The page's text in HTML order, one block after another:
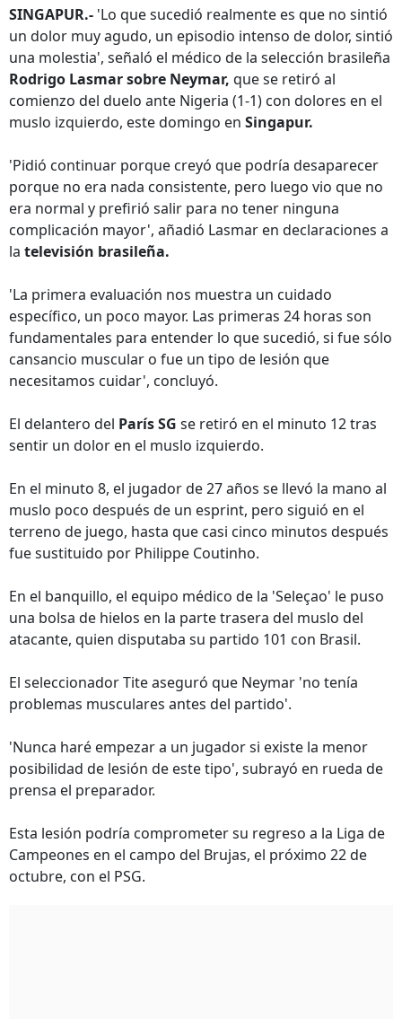
SINGAPUR.- 'Lo que sucedió realmente es que no sintió
un dolor muy agudo, un episodio intenso de dolor, sintió
una molestia', señaló el médico de la selección brasileña
Rodrigo Lasmar sobre Neymar, que se retiró al
comienzo del duelo ante Nigeria (1-1) con dolores en el
muslo izquierdo, este domingo en Singapur.
'Pidió continuar porque creyó que podría desaparecer
porque no era nada consistente, pero luego vio que no
era normal y prefirió salir para no tener ninguna
complicación mayor', añadió Lasmar en declaraciones a
la televisión brasileña.
'La primera evaluación nos muestra un cuidado
específico, un poco mayor. Las primeras 24 horas son
fundamentales para entender lo que sucedió, si fue sólo
cansancio muscular o fue un tipo de lesión que
necesitamos cuidar', concluyó.
El delantero del París SG se retiró en el minuto 12 tras
sentir un dolor en el muslo izquierdo.
En el minuto 8, el jugador de 27 años se llevó la mano al
muslo poco después de un esprint, pero siguió en el
terreno de juego, hasta que casi cinco minutos después
fue sustituido por Philippe Coutinho.
En el banquillo, el equipo médico de la 'Seleçao' le puso
una bolsa de hielos en la parte trasera del muslo del
atacante, quien disputaba su partido 101 con Brasil.
El seleccionador Tite aseguró que Neymar 'no tenía
problemas musculares antes del partido'.
'Nunca haré empezar a un jugador si existe la menor
posibilidad de lesión de este tipo', subrayó en rueda de
prensa el preparador.
Esta lesión podría comprometer su regreso a la Liga de
Campeones en el campo del Brujas, el próximo 22 de
octubre, con el PSG.